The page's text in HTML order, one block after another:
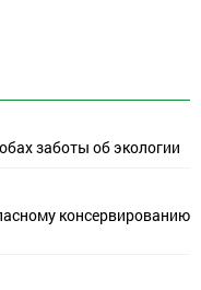
заботы об экологии
консервированию